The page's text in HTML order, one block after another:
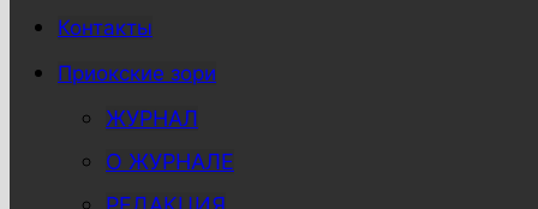
Контакты
Приокские зори
ЖУРНАЛ
О ЖУРНАЛЕ